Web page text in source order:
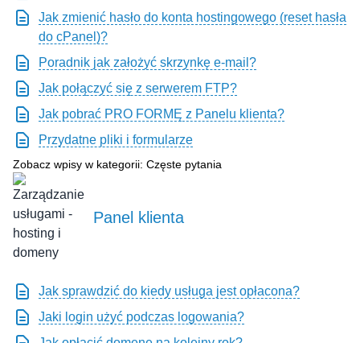
Jak zmienić hasło do konta hostingowego (reset hasła
do cPanel)?
Poradnik jak założyć skrzynkę e-mail?
Jak połączyć się z serwerem FTP?
Jak pobrać PRO FORMĘ z Panelu klienta?
Przydatne pliki i formularze
Zobacz wpisy w kategorii: Częste pytania
Panel klienta
Jak sprawdzić do kiedy usługa jest opłacona?
Jaki login użyć podczas logowania?